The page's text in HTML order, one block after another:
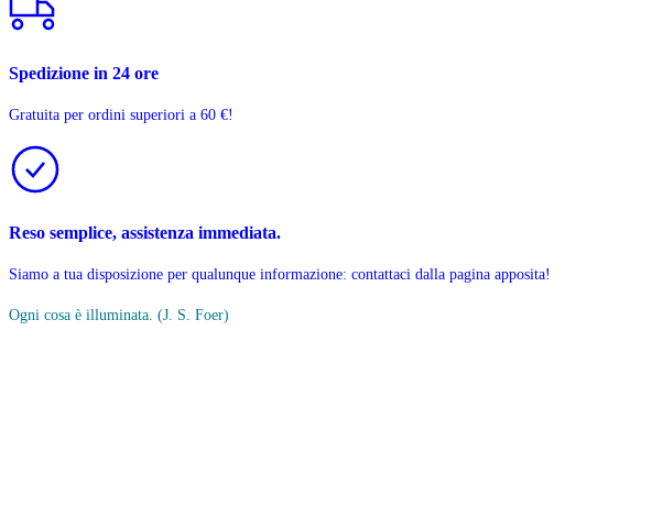
Spedizione in 24 ore
Gratuita per ordini superiori a 60 €!
Reso semplice, assistenza immediata.
Siamo a tua disposizione per qualunque informazione: contattaci dalla pagina apposita!
Ogni cosa è illuminata. (J. S. Foer)